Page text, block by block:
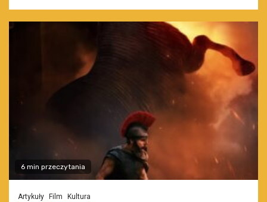
6 min przeczytania
Artykuły Film Kultura